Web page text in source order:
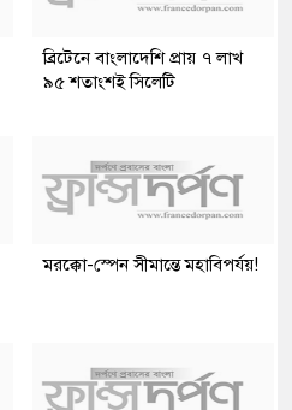
ব্রিটেনে বাংলাদেশি প্রায় ৭ লাখ
৯৫ শতাংশই সিলেটি
মরক্কো-স্পেন সীমান্তে মহাবিপর্যয়!